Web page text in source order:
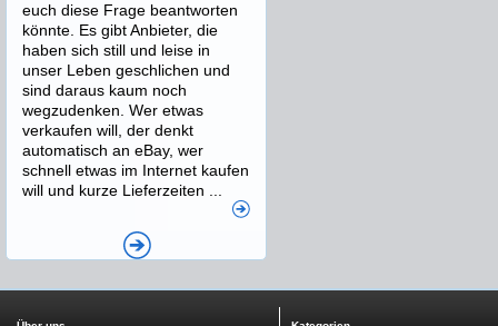
euch diese Frage beantworten
könnte. Es gibt Anbieter, die
haben sich still und leise in
unser Leben geschlichen und
sind daraus kaum noch
wegzudenken. Wer etwas
verkaufen will, der denkt
automatisch an eBay, wer
schnell etwas im Internet kaufen
will und kurze Lieferzeiten ...